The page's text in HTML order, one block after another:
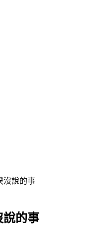
沒說的事
說的事